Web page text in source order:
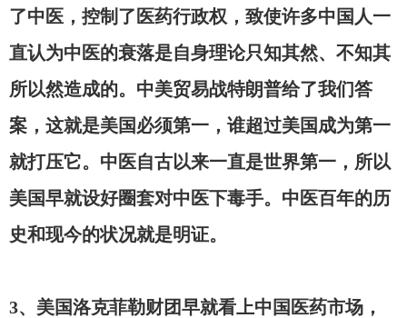
了中医，控制了医药行政权，致使许多中国人一
直认为中医的衰落是自身理论只知其然、不知其
所以然造成的。中美贸易战特朗普给了我们答
案，这就是美国必须第一，谁超过美国成为第一
就打压它。中医自古以来一直是世界第一，所以
美国早就设好圈套对中医下毒手。中医百年的历
史和现今的状况就是明证。
3、美国洛克菲勒财团早就看上中国医药市场，